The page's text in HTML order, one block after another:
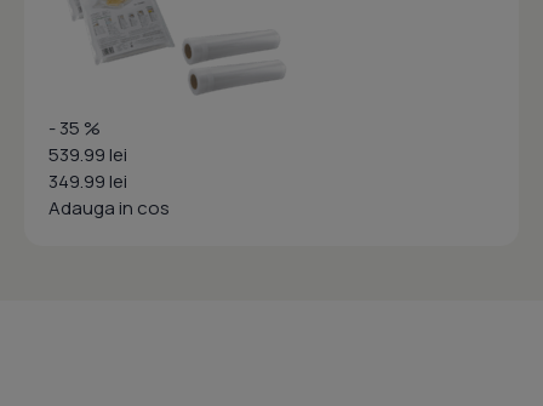
- 35 %
539.99 lei
349.99 lei
Adauga in cos